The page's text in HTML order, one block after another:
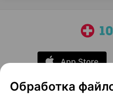
Обработка